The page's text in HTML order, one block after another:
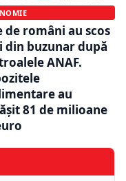
de români au scos
din buzunar după
ANAF.
au
81 de milioane